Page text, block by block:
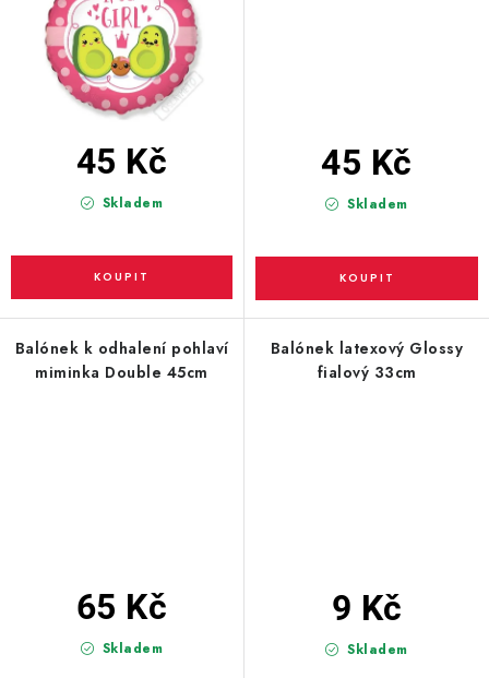
Skladem
45 Kč
Skladem
45 Kč
Balónek k odhalení pohlaví
miminka Double 45cm
Skladem
65 Kč
Balónek latexový Glossy
fialový 33cm
Skladem
9 Kč